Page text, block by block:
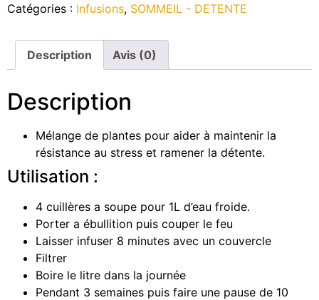
Catégories : Infusions, SOMMEIL - DETENTE
Description Avis (0)
Description
Mélange de plantes pour aider à maintenir la
résistance au stress et ramener la détente.
Utilisation :
4 cuillères a soupe pour 1L d’eau froide.
Porter a ébullition puis couper le feu
Laisser infuser 8 minutes avec un couvercle
Filtrer
Boire le litre dans la journée
Pendant 3 semaines puis faire une pause de 10